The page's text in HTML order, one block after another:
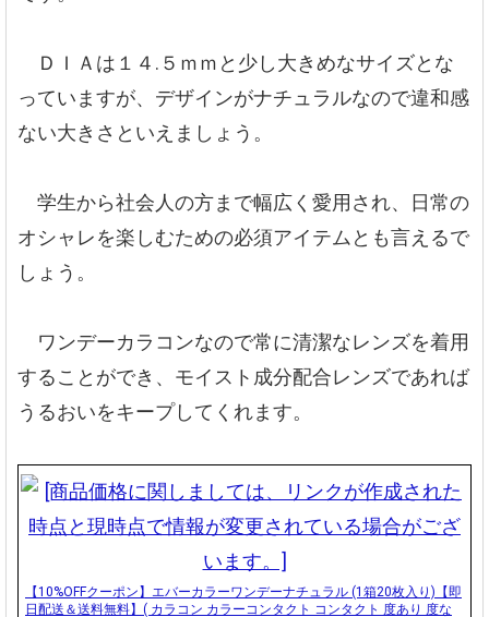
ＤＩＡは１４.５ｍｍと少し大きめなサイズとな
っていますが、デザインがナチュラルなので違和感
ない大きさといえましょう。
学生から社会人の方まで幅広く愛用され、日常の
オシャレを楽しむための必須アイテムとも言えるで
しょう。
ワンデーカラコンなので常に清潔なレンズを着用
することができ、モイスト成分配合レンズであれば
うるおいをキープしてくれます。
【10%OFFクーポン】エバーカラーワンデーナチュラル (1箱20枚入り)【即
日配送＆送料無料】( カラコン カラーコンタクト コンタクト 度あり 度な